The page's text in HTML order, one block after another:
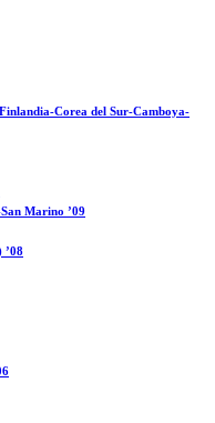
Corea del Sur-Camboya-
Marino ’09
’08